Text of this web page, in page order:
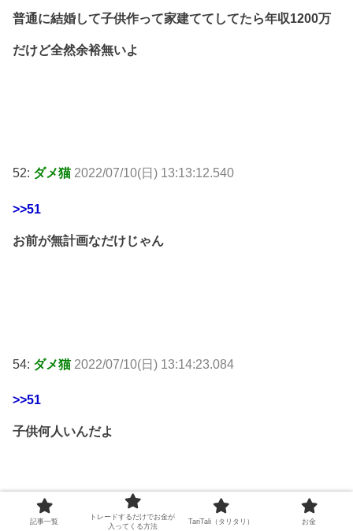
普通に結婚して子供作って家建ててしてたら年収1200万
だけど全然余裕無いよ
52: ダメ猫 2022/07/10(日) 13:13:12.540
>>51
お前が無計画なだけじゃん
54: ダメ猫 2022/07/10(日) 13:14:23.084
>>51
子供何人いんだよ
記事一覧
トレードするだけでお金が
入ってくる方法
TariTali（タリタリ） お金